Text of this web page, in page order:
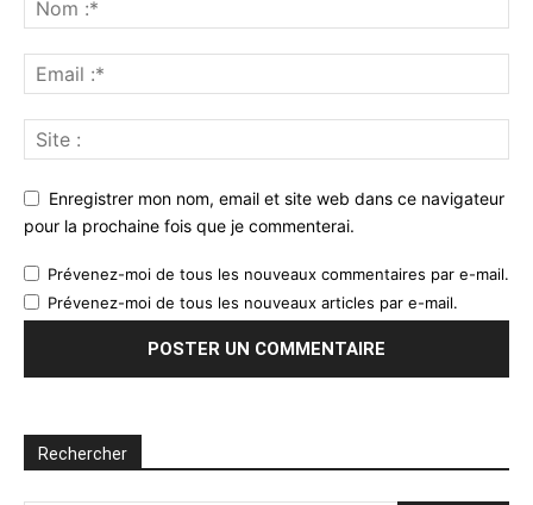
Enregistrer mon nom, email et site web dans ce navigateur
pour la prochaine fois que je commenterai.
Prévenez-moi de tous les nouveaux commentaires par e-mail.
Prévenez-moi de tous les nouveaux articles par e-mail.
Rechercher